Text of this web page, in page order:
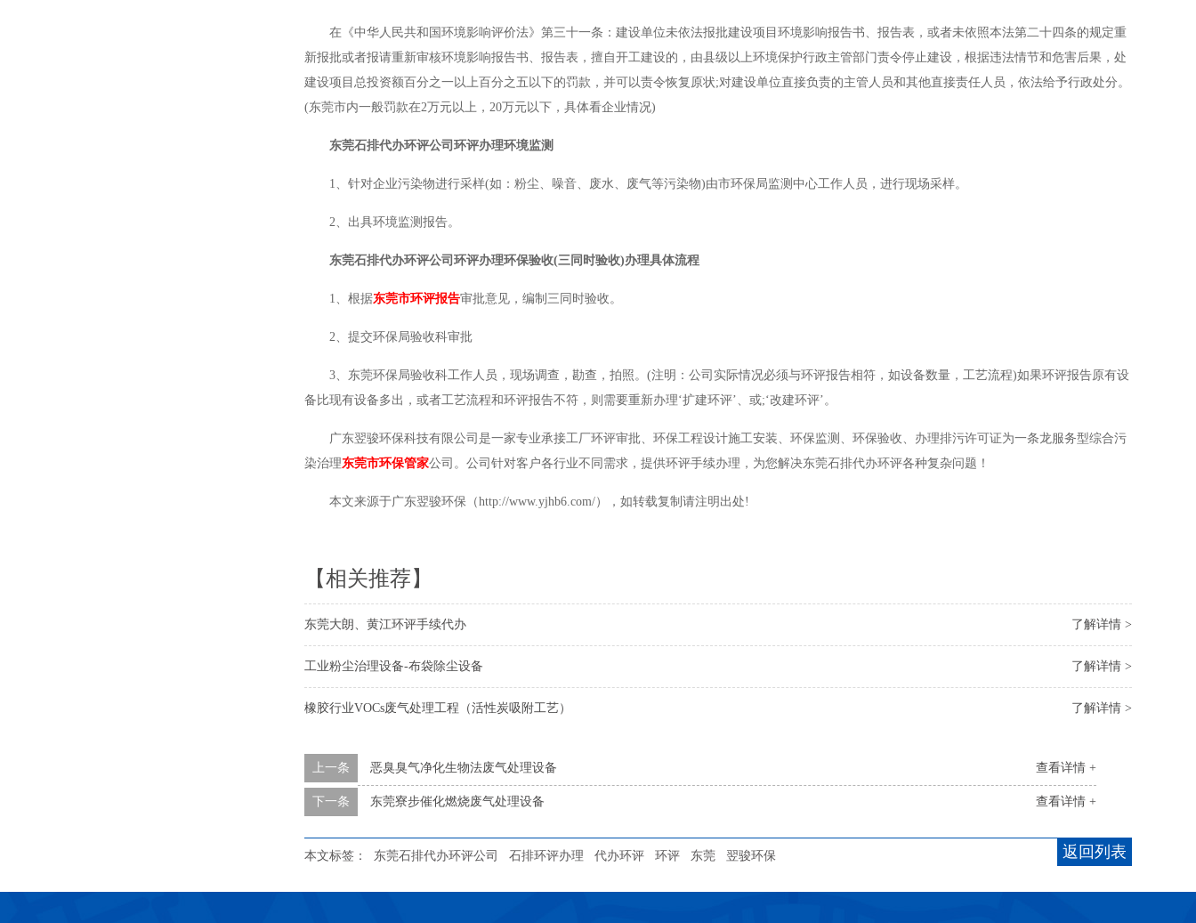
在《中华人民共和国环境影响评价法》第三十一条：建设单位未依法报批建设项目环境影响报告书、报告表，或者未依照本法第二十四条的规定重
新报批或者报请重新审核环境影响报告书、报告表，擅自开工建设的，由县级以上环境保护行政主管部门责令停止建设，根据违法情节和危害后果，处
建设项目总投资额百分之一以上百分之五以下的罚款，并可以责令恢复原状;对建设单位直接负责的主管人员和其他直接责任人员，依法给予行政处分。
(东莞市内一般罚款在2万元以上，20万元以下，具体看企业情况)
东莞石排代办环评公司环评办理环境监测
1、针对企业污染物进行采样(如：粉尘、噪音、废水、废气等污染物)由市环保局监测中心工作人员，进行现场采样。
2、出具环境监测报告。
东莞石排代办环评公司环评办理环保验收(三同时验收)办理具体流程
1、根据东莞市环评报告审批意见，编制三同时验收。
2、提交环保局验收科审批
3、东莞环保局验收科工作人员，现场调查，勘查，拍照。(注明：公司实际情况必须与环评报告相符，如设备数量，工艺流程)如果环评报告原有设
备比现有设备多出，或者工艺流程和环评报告不符，则需要重新办理‘扩建环评’、或;‘改建环评’。
广东翌骏环保科技有限公司是一家专业承接工厂环评审批、环保工程设计施工安装、环保监测、环保验收、办理排污许可证为一条龙服务型综合污
染治理东莞市环保管家公司。公司针对客户各行业不同需求，提供环评手续办理 ，为您解决东莞石排代办环评各种复杂问题！
本文来源于广东翌骏环保（http://www.yjhb6.com/），如转载复制请注明出处!
【相关推荐】
了解详情 >
东莞大朗、黄江环评手续代办
了解详情 >
工业粉尘治理设备-布袋除尘设备
了解详情 >
橡胶行业VOCs废气处理工程（活性炭吸附工艺）
查看详情 +
上一条 恶臭臭气净化生物法废气处理设备
查看详情 +
下一条 东莞寮步催化燃烧废气处理设备
返回列表
本文标签： 东莞石排代办环评公司 石排环评办理 代办环评 环评 东莞 翌骏环保